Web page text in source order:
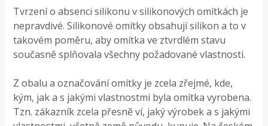
Tvrzení o absenci silikonu v silikonových omítkách je
nepravdivé. Silikonové omítky obsahují silikon a to v
takovém poměru, aby omítka ve ztvrdlém stavu
současně splňovala všechny požadované vlastnosti.
Z obalu a označování omítky je zcela zřejmé, kde,
kým, jak a s jakými vlastnostmi byla omítka vyrobena.
Tzn. zákazník zcela přesně ví, jaký výrobek a s jakými